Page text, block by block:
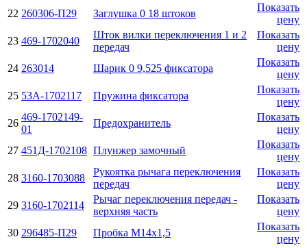
22 260306-П29 Заглушка 0 18 штоков
Показать
цену
23 469-1702040
Шток вилки переключения 1 и 2
передач
Показать
цену
24 263014 Шарик 0 9,525 фиксатора
Показать
цену
25 53A-1702117 Пружина фиксатора
Показать
цену
26
469-1702149-
01
Предохранитель
Показать
цену
27 451Д-1702108 Плунжер замочный
Показать
цену
28 3160-1703088
Рукоятка рычага переключения
передач
Показать
цену
29 3160-1702114
Рычаг переключения передач -
верхняя часть
Показать
цену
30 296485-П29 Пробка М14х1,5
Показать
цену